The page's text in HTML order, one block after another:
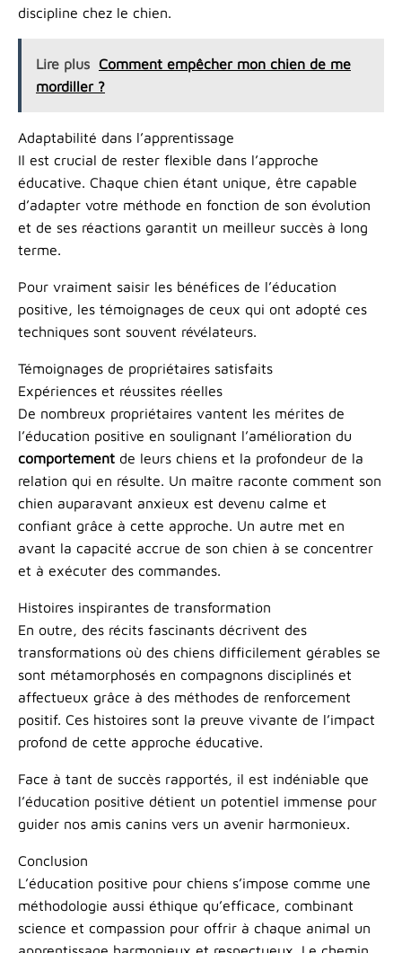
discipline chez le chien.
Lire plus Comment empêcher mon chien de me
mordiller ?
Adaptabilité dans l’apprentissage
Il est crucial de rester flexible dans l’approche
éducative. Chaque chien étant unique, être capable
d’adapter votre méthode en fonction de son évolution
et de ses réactions garantit un meilleur succès à long
terme.
Pour vraiment saisir les bénéfices de l’éducation
positive, les témoignages de ceux qui ont adopté ces
techniques sont souvent révélateurs.
Témoignages de propriétaires satisfaits
Expériences et réussites réelles
De nombreux propriétaires vantent les mérites de
l’éducation positive en soulignant l’amélioration du
comportement de leurs chiens et la profondeur de la
relation qui en résulte. Un maître raconte comment son
chien auparavant anxieux est devenu calme et
confiant grâce à cette approche. Un autre met en
avant la capacité accrue de son chien à se concentrer
et à exécuter des commandes.
Histoires inspirantes de transformation
En outre, des récits fascinants décrivent des
transformations où des chiens difficilement gérables se
sont métamorphosés en compagnons disciplinés et
affectueux grâce à des méthodes de renforcement
positif. Ces histoires sont la preuve vivante de l’impact
profond de cette approche éducative.
Face à tant de succès rapportés, il est indéniable que
l’éducation positive détient un potentiel immense pour
guider nos amis canins vers un avenir harmonieux.
Conclusion
L’éducation positive pour chiens s’impose comme une
méthodologie aussi éthique qu’efficace, combinant
science et compassion pour offrir à chaque animal un